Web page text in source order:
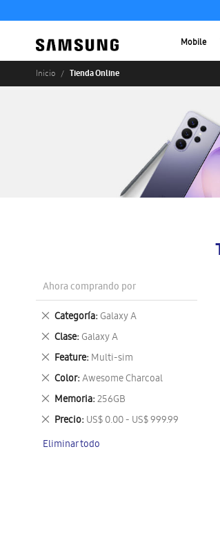
Mobile
Inicio Tienda Online
Ahora comprando por
Categoría Galaxy A
Eliminar
este
artículo
Clase Galaxy A
Eliminar
este
artículo
Feature Multi-sim
Eliminar
este
artículo
Color Awesome Charcoal
Eliminar
este
artículo
Memoria 256GB
Eliminar
este
artículo
Precio US$ 0.00 - US$ 999.99
Eliminar
artículo
Eliminar todo